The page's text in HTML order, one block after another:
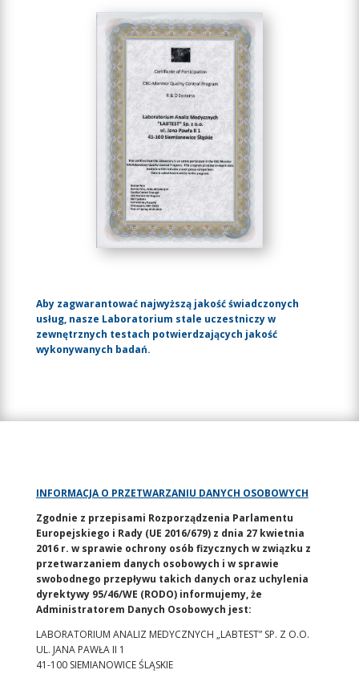
Aby zagwarantować najwyższą jakość świadczonych
usług, nasze Laboratorium stale uczestniczy w
zewnętrznych testach potwierdzających jakość
wykonywanych badań.
INFORMACJA O PRZETWARZANIU DANYCH OSOBOWYCH
Zgodnie z przepisami Rozporządzenia Parlamentu
Europejskiego i Rady (UE 2016/679) z dnia 27 kwietnia
2016 r. w sprawie ochrony osób fizycznych w związku z
przetwarzaniem danych osobowych i w sprawie
swobodnego przepływu takich danych oraz uchylenia
dyrektywy 95/46/WE (RODO) informujemy, że
Administratorem Danych Osobowych jest:
LABORATORIUM ANALIZ MEDYCZNYCH „LABTEST” SP. Z O.O.
UL. JANA PAWŁA II 1
41-100 SIEMIANOWICE ŚLĄSKIE